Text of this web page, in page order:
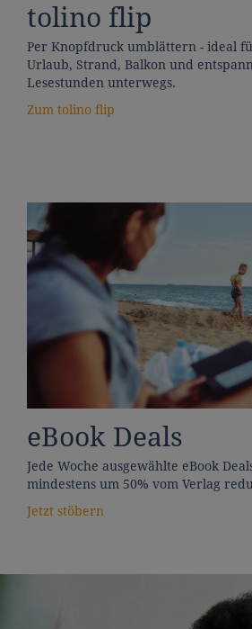
tolino flip
Per Knopfdruck umblättern - ideal
Urlaub, Strand, Balkon und
Lesestunden unterwegs.
Zum tolino flip
eBook Deals
Jede Woche ausgewählte eBook
mindestens um 50% vom Verlag
Jetzt stöbern